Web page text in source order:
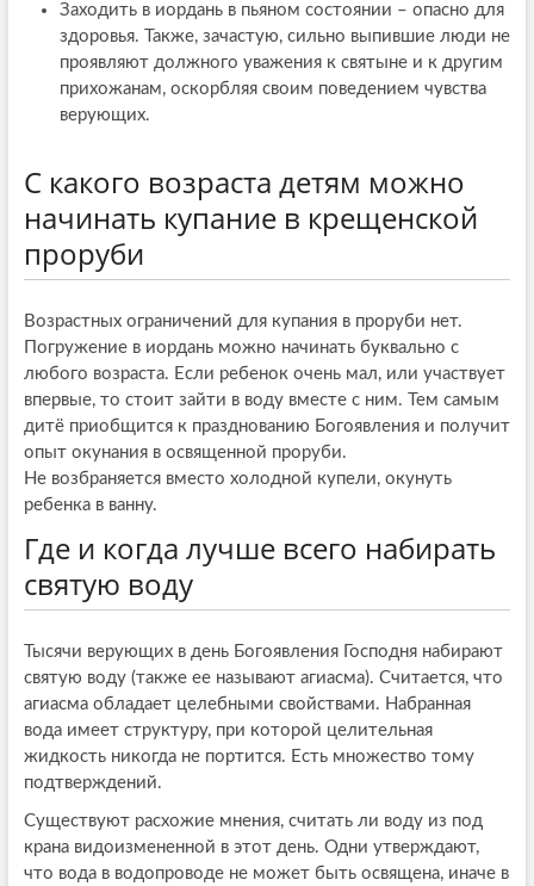
Заходить в иордань в пьяном состоянии – опасно для
здоровья. Также, зачастую, сильно выпившие люди не
проявляют должного уважения к святыне и к другим
прихожанам, оскорбляя своим поведением чувства
верующих.
С какого возраста детям можно
начинать купание в крещенской
проруби
Возрастных ограничений для купания в проруби нет.
Погружение в иордань можно начинать буквально с
любого возраста. Если ребенок очень мал, или участвует
впервые, то стоит зайти в воду вместе с ним. Тем самым
дитё приобщится к празднованию Богоявления и получит
опыт окунания в освященной проруби.
Не возбраняется вместо холодной купели, окунуть
ребенка в ванну.
Где и когда лучше всего набирать
святую воду
Тысячи верующих в день Богоявления Господня набирают
святую воду (также ее называют агиасма). Считается, что
агиасма обладает целебными свойствами. Набранная
вода имеет структуру, при которой целительная
жидкость никогда не портится. Есть множество тому
подтверждений.
Существуют расхожие мнения, считать ли воду из под
крана видоизмененной в этот день. Одни утверждают,
что вода в водопроводе не может быть освящена, иначе в